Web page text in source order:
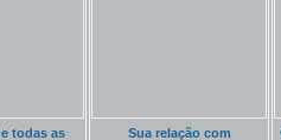
todas as
Sua relação com